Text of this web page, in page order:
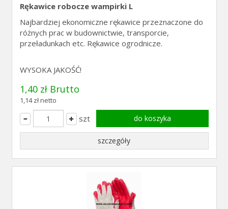
Rękawice robocze wampirki L
Najbardziej ekonomiczne rękawice przeznaczone do
różnych prac w budownictwie, transporcie,
przeładunkach etc. Rękawice ogrodnicze.
WYSOKA JAKOŚĆ!
1,40 zł Brutto
1,14 zł netto
szt do koszyka
szczegóły